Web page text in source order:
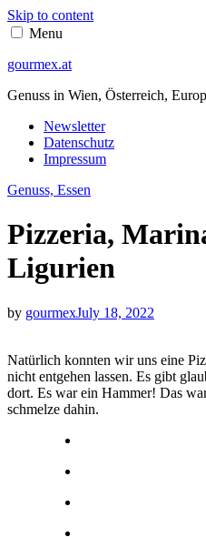
Skip to content
Menu
gourmex.at
Genuss in Wien, Österreich,
Newsletter
Datenschutz
Impressum
Genuss, Essen
Pizzeria,
Ligurien
by gourmexJuly 18, 2022
Natürlich konnten wir uns eine
nicht entgehen lassen. Es gibt
dort. Es war ein Hammer! Das
schmelze dahin.